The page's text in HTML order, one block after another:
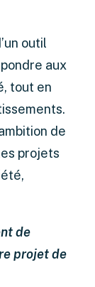
outil
aux
tout en
de
projets
de
projet de